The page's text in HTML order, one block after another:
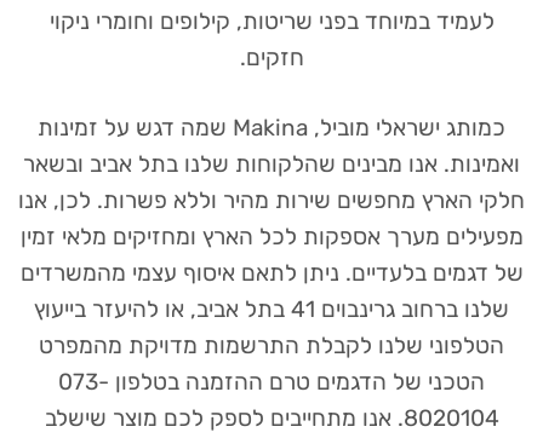
לעמיד במיוחד בפני שריטות, קילופים וחומרי ניקוי
חזקים.
כמותג ישראלי מוביל, Makina שמה דגש על זמינות
ואמינות. אנו מבינים שהלקוחות שלנו בתל אביב ובשאר
חלקי הארץ מחפשים שירות מהיר וללא פשרות. לכן, אנו
מפעילים מערך אספקות לכל הארץ ומחזיקים מלאי זמין
של דגמים בלעדיים. ניתן לתאם איסוף עצמי מהמשרדים
שלנו ברחוב גרינבוים 41 בתל אביב, או להיעזר בייעוץ
הטלפוני שלנו לקבלת התרשמות מדויקת מהמפרט
הטכני של הדגמים טרם ההזמנה בטלפון 073-
8020104. אנו מתחייבים לספק לכם מוצר שישלב